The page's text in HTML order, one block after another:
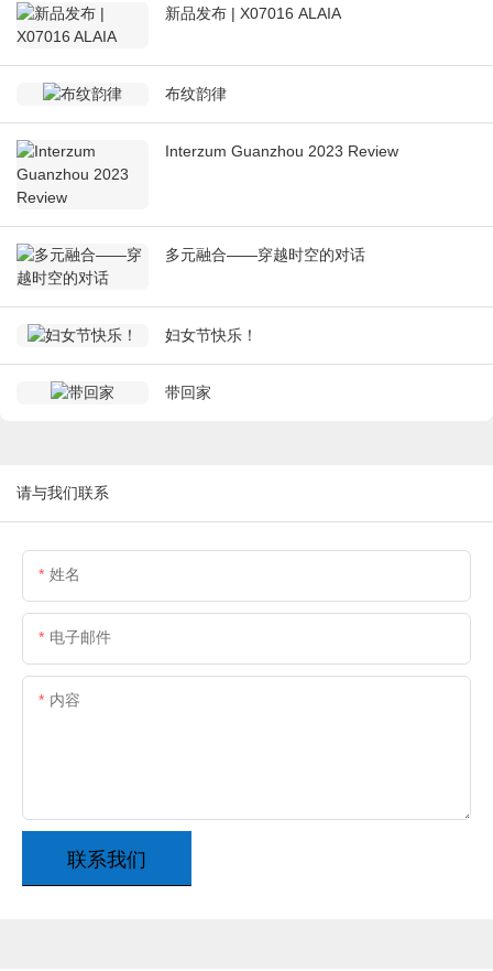
新品发布 | X07016 ALAIA
布纹韵律
Interzum Guanzhou 2023 Review
多元融合——穿越时空的对话
妇女节快乐！
带回家
请与我们联系
姓名
电子邮件
内容
联系我们